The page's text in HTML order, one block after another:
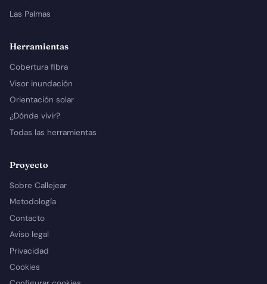
Las Palmas
Herramientas
Cobertura fibra
Visor inundación
Orientación solar
¿Dónde vivir?
Todas las herramientas
Proyecto
Sobre Callejear
Metodología
Contacto
Aviso legal
Privacidad
Cookies